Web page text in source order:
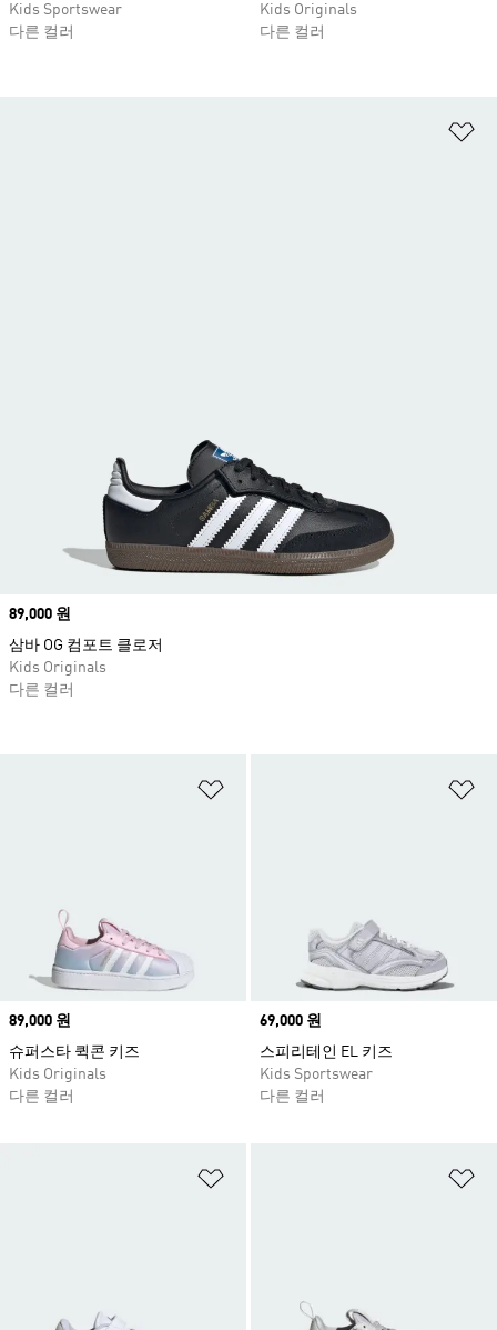
Kids Sportswear
다른 컬러
Kids Originals
다른 컬러
Price
89,000 원
슈퍼스타 퀵콘 키즈
Kids Originals
다른 컬러
Price
69,000 원
스피리테인 EL 키즈
Kids Sportswear
다른 컬러
Price
89,000 원
삼바 OG 컴포트 클로저
Kids Originals
다른 컬러